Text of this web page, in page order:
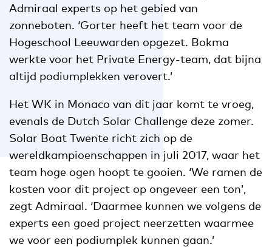
Admiraal experts op het gebied van
zonneboten. ‘Gorter heeft het team voor de
Hogeschool Leeuwarden opgezet. Bokma
werkte voor het Private Energy-team, dat bijna
altijd podiumplekken verovert.’
Het WK in Monaco van dit jaar komt te vroeg,
evenals de Dutch Solar Challenge deze zomer.
Solar Boat Twente richt zich op de
wereldkampioenschappen in juli 2017, waar het
team hoge ogen hoopt te gooien. ‘We ramen de
kosten voor dit project op ongeveer een ton’,
zegt Admiraal. ‘Daarmee kunnen we volgens de
experts een goed project neerzetten waarmee
we voor een podiumplek kunnen gaan.’